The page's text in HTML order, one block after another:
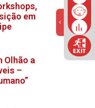
em
Olhão a
–